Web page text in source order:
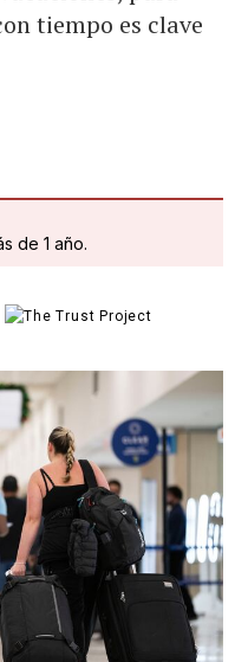
tiempo es clave
de 1 año.